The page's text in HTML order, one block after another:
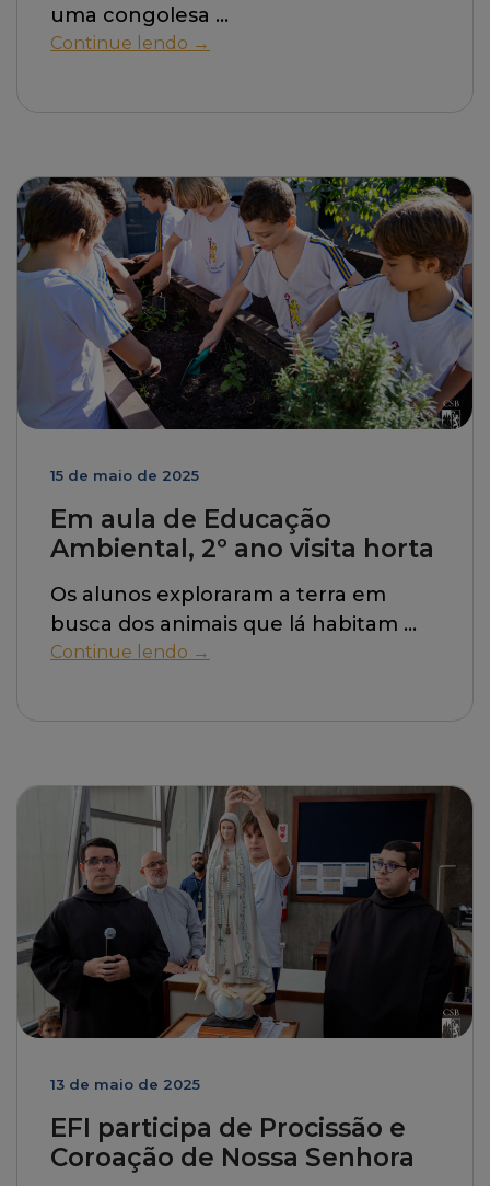
uma congolesa
Continue lendo →
15 de maio de 2025
Em aula de Educação
Ambiental, 2º ano visita horta
Os alunos exploraram a terra em
busca dos animais que lá habitam
Continue lendo →
13 de maio de 2025
EFI participa de Procissão e
Coroação de Nossa Senhora